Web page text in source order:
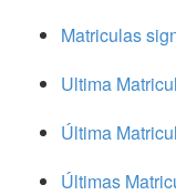
Matriculas
Ultima
Última
Últimas